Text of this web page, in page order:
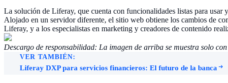
La solución de Liferay, que cuenta con funcionalidades listas para usar
Alojado en un servidor diferente, el sitio web obtiene los cambios de
Liferay, y a los especialistas en marketing y creadores de contenido
Descargo de responsabilidad: La imagen de arriba se muestra solo
VER TAMBIÉN:
Liferay DXP para servicios financieros: El futuro de la banca